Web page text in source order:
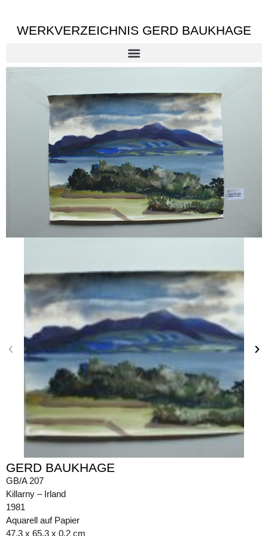
WERKVERZEICHNIS GERD BAUKHAGE
GERD BAUKHAGE
GB/A 207
Killarny – Irland
1981
Aquarell auf Papier
47,3 x 65,3 x 0,2 cm